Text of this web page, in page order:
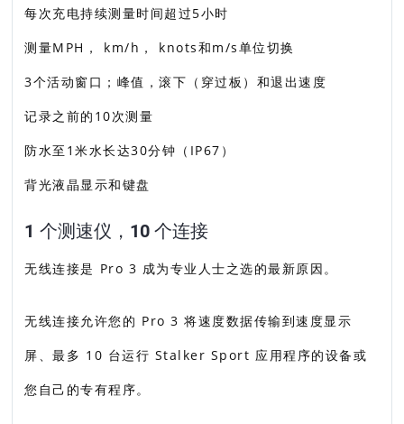
每次充电持续测量时间超过5小时
测量MPH， km/h， knots和m/s单位切换
3个活动窗口；峰值，滚下（穿过板）和退出速度
记录之前的10次测量
防水至1米水长达30分钟（IP67）
背光液晶显示和键盘
1 个测速仪，10 个连接
无线连接是 Pro 3 成为专业人士之选的最新原因。
无线连接允许您的 Pro 3 将速度数据传输到速度显示
屏、最多 10 台运行 Stalker Sport 应用程序的设备或
您自己的专有程序。